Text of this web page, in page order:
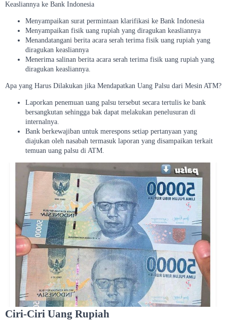
Keasliannya ke Bank Indonesia
Menyampaikan surat permintaan klarifikasi ke Bank Indonesia
Menyampaikan fisik uang rupiah yang diragukan keasliannya
Menandatangani berita acara serah terima fisik uang rupiah yang
diragukan keasliannya
Menerima salinan berita acara serah terima fisik uang rupiah yang
diragukan keasliannya.
Apa yang Harus Dilakukan jika Mendapatkan Uang Palsu dari Mesin ATM?
Laporkan penemuan uang palsu tersebut secara tertulis ke bank
bersangkutan sehingga bak dapat melakukan penelusuran di
internalnya.
Bank berkewajiban untuk merespons setiap pertanyaan yang
diajukan oleh nasabah termasuk laporan yang disampaikan terkait
temuan uang palsu di ATM.
Ciri-Ciri Uang Rupiah